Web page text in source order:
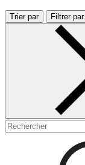
Trier par Filtrer